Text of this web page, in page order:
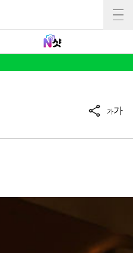
가가